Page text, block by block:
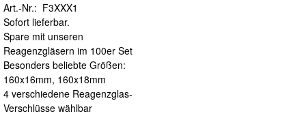
Art.-Nr.: F3XXX1
Sofort lieferbar.
Spare mit unseren
Reagenzgläsern im 100er Set
Besonders beliebte Größen:
160x16mm, 160x18mm
4 verschiedene Reagenzglas-
Verschlüsse wählbar